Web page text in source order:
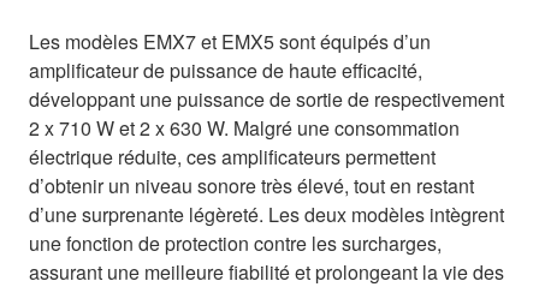
Les modèles EMX7 et EMX5 sont équipés d’un
amplificateur de puissance de haute efficacité,
développant une puissance de sortie de respectivement
2 x 710 W et 2 x 630 W. Malgré une consommation
électrique réduite, ces amplificateurs permettent
d’obtenir un niveau sonore très élevé, tout en restant
d’une surprenante légèreté. Les deux modèles intègrent
une fonction de protection contre les surcharges,
assurant une meilleure fiabilité et prolongeant la vie des